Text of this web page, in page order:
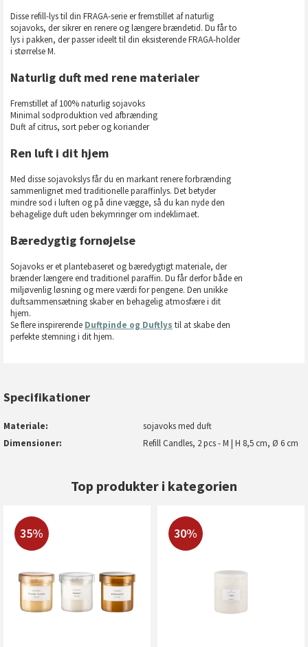
Disse refill-lys til din FRAGA-serie er fremstillet af naturlig
sojavoks, der sikrer en renere og længere brændetid. Du får to
lys i pakken, der passer ideelt til din eksisterende FRAGA-holder
i størrelse M.
Naturlig duft med rene materialer
Fremstillet af 100% naturlig sojavoks
Minimal sodproduktion ved afbrænding
Duft af citrus, sort peber og koriander
Ren luft i dit hjem
Med disse sojavokslys får du en markant renere forbrænding
sammenlignet med traditionelle paraffinlys. Det betyder
mindre sod i luften og på dine vægge, så du kan nyde den
behagelige duft uden bekymringer om indeklimaet.
Bæredygtig fornøjelse
Sojavoks er et plantebaseret og bæredygtigt materiale, der
brænder længere end traditionel paraffin. Du får derfor både en
miljøvenlig løsning og mere værdi for pengene. Den unikke
duftsammensætning skaber en behagelig atmosfære i dit
hjem.
Se flere inspirerende Duftpinde og Duftlys til at skabe den
perfekte stemning i dit hjem.
Specifikationer
Materiale
sojavoks med duft
Dimensioner
Refill Candles, 2 pcs - M | H 8,5 cm, Ø 6 cm
Top produkter i kategorien
35% 30%